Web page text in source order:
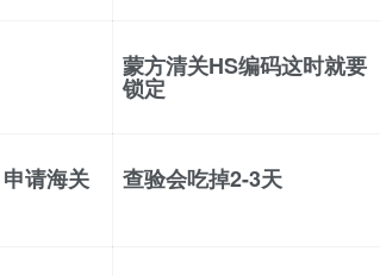
蒙方清关HS编码这时就要
锁定
请海关 查验会吃掉2-3天